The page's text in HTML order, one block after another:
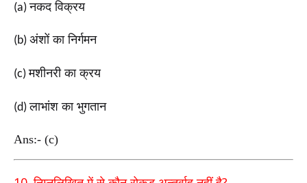
(a)नकद विक्रय
(b) अंशों का निर्गमन
(c)मशीनरी का क्रय
(d)लाभांश का भुगतान
Ans:- (c)